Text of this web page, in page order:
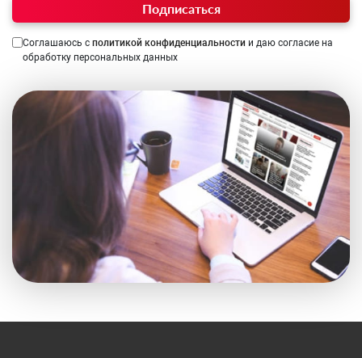
Подписаться
Соглашаюсь с политикой конфиденциальности и даю согласие на
обработку персональных данных